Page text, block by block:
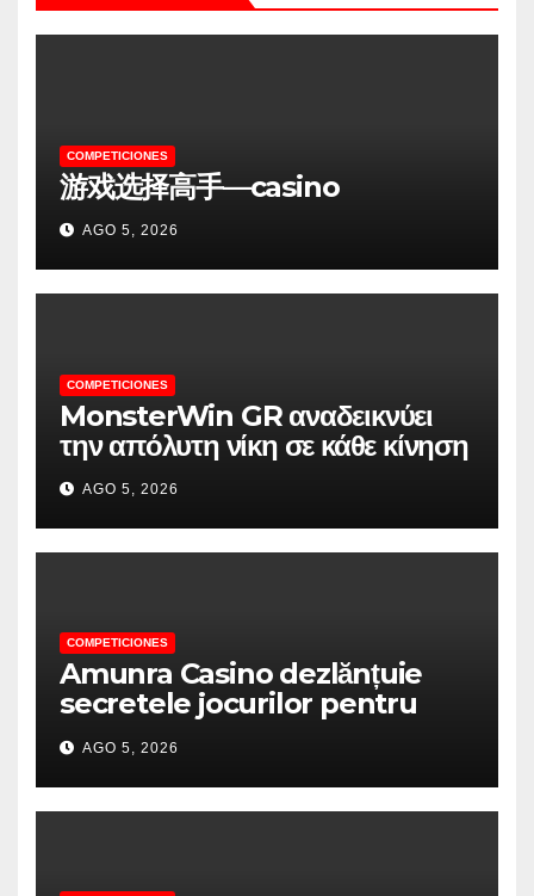
COMPETICIONES
游戏选择高手—casino
AGO 5, 2026
COMPETICIONES
MonsterWin GR αναδεικνύει
την απόλυτη νίκη σε κάθε κίνηση
AGO 5, 2026
COMPETICIONES
Amunra Casino dezlănțuie
secretele jocurilor pentru
experiențe de neuitat
AGO 5, 2026